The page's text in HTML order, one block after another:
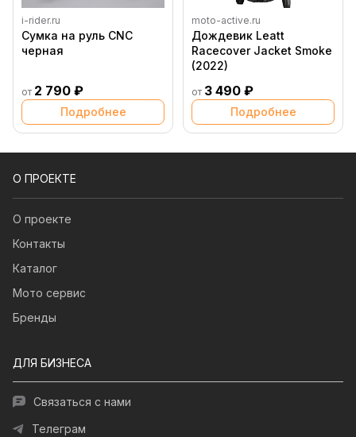
i-rider.ru
Сумка на руль CNC
черная
от 2 790 ₽
Подробнее
moto-active.ru
Дождевик Leatt
Racecover Jacket Smoke
(2022)
от 3 490 ₽
Подробнее
О ПРОЕКТЕ
О проекте
Контакты
Каталог
Мото сервис
Бренды
ДЛЯ БИЗНЕСА
Связаться с нами
Телеграм